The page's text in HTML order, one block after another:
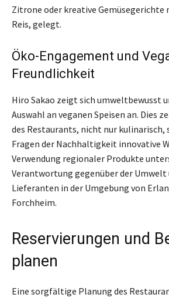
Zitrone oder kreative Gemüsegerichte
Reis, gelegt.
Öko-Engagement und
Freundlichkeit
Hiro Sakao zeigt sich umweltbewusst
Auswahl an veganen Speisen an. Dies
des Restaurants, nicht nur kulinarisch,
Fragen der Nachhaltigkeit innovative
Verwendung regionaler Produkte
Verantwortung gegenüber der Umwelt
Lieferanten in der Umgebung von
Forchheim.
Reservierungen und
planen
Eine sorgfältige Planung des